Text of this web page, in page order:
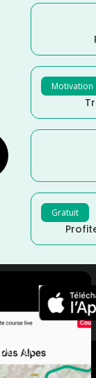
Motivation
Gratuit
×
Distance Faible